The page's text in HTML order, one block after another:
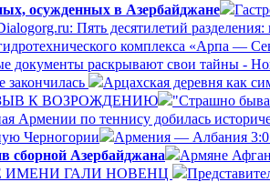
осужденных в Азербайджане
Пять десятилетий
комплекса «Арпа —
документы раскрывают свои тайны -
закончилась Арцахская деревня как
К ВОЗРОЖДЕНИЮ "Страшно
Армении по теннису добилась
Черногории
Армения — Албания 3:0:
сборной Азербайджана
Армяне
ГАЛИ НОВЕНЦ